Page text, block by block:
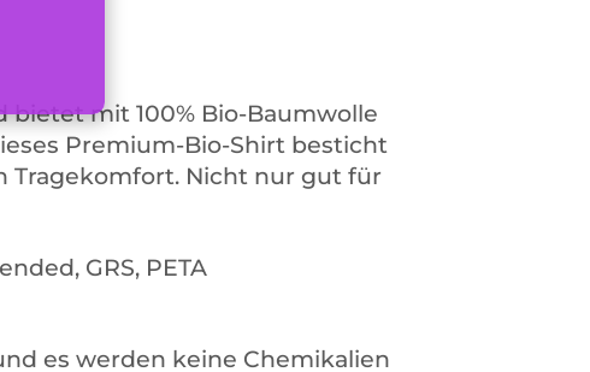
mit 100% Bio-Baumwolle
Premium-Bio-Shirt besticht
Tragekomfort. Nicht nur gut für
GRS, PETA
es werden keine Chemikalien